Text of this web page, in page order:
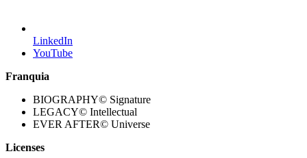
LinkedIn
YouTube
Franquia
BIOGRAPHY© Signature
LEGACY© Intellectual
EVER AFTER© Universe
Licenses